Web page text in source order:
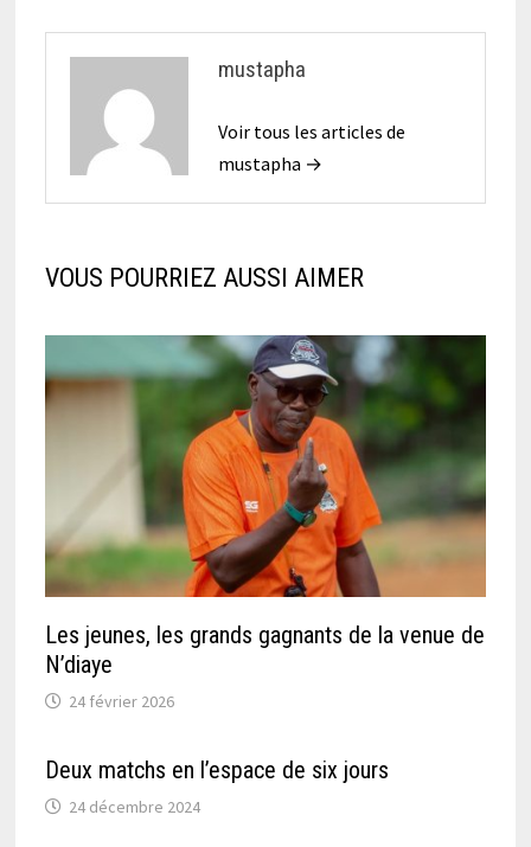
mustapha
Voir tous les articles de
mustapha →
VOUS POURRIEZ AUSSI AIMER
Les jeunes, les grands gagnants de la venue de
N’diaye
24 février 2026
Deux matchs en l’espace de six jours
24 décembre 2024